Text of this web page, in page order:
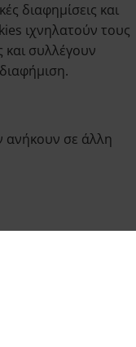
διαφημίσεις και
ιχνηλατούν τους
και συλλέγουν
ανήκουν σε άλλη